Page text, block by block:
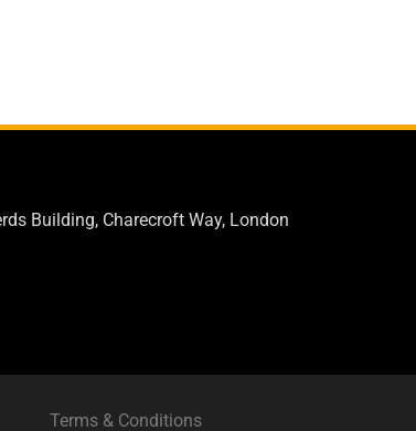
Building, Charecroft Way, London
Terms & Conditions